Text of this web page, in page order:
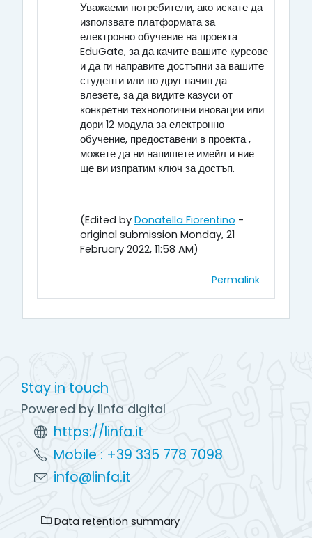
Уважаеми потребители, ако искате да
използвате платформата за
електронно обучение на проекта
EduGate, за да качите вашите курсове
и да ги направите достъпни за вашите
студенти или по друг начин да
влезете, за да видите казуси от
конкретни технологични иновации или
дори 12 модула за електронно
обучение, предоставени в проекта ,
можете да ни напишете имейл и ние
ще ви изпратим ключ за достъп.
(Edited by Donatella Fiorentino -
original submission Monday, 21
February 2022, 11:58 AM)
Permalink
Stay in touch
Powered by linfa digital
https://linfa.it
Mobile : +39 335 778 7098
info@linfa.it
Data retention summary